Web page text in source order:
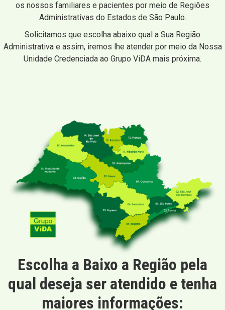
os nossos familiares e pacientes por meio de Regiões
Administrativas do Estados de São Paulo.
Solicitamos que escolha abaixo qual a Sua Região
Administrativa e assim, iremos lhe atender por meio da Nossa
Unidade Credenciada ao Grupo ViDA mais próxima.
Escolha a Baixo a Região pela
qual deseja ser atendido e tenha
maiores informações: